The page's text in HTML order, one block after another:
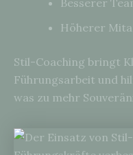
Besserer
Höherer
Stil-Coaching bringt
Führungsarbeit und
was zu mehr